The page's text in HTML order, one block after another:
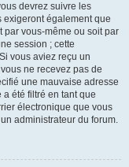
devrez suivre les
exigeront également que
par vous-même ou soit par
session ; cette
vous aviez reçu un
ne recevez pas de
une mauvaise adresse
été filtré en tant que
électronique que vous
administrateur du forum.